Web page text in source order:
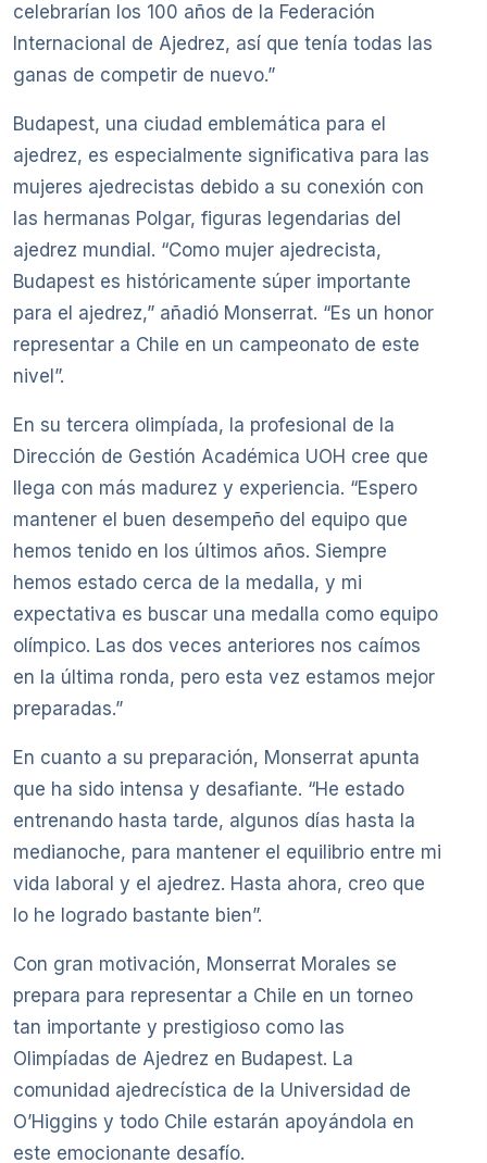
celebrarían los 100 años de la Federación
Internacional de Ajedrez, así que tenía todas las
ganas de competir de nuevo.”
Budapest, una ciudad emblemática para el
ajedrez, es especialmente significativa para las
mujeres ajedrecistas debido a su conexión con
las hermanas Polgar, figuras legendarias del
ajedrez mundial. “Como mujer ajedrecista,
Budapest es históricamente súper importante
para el ajedrez,” añadió Monserrat. “Es un honor
representar a Chile en un campeonato de este
nivel”.
En su tercera olimpíada, la profesional de la
Dirección de Gestión Académica UOH cree que
llega con más madurez y experiencia. “Espero
mantener el buen desempeño del equipo que
hemos tenido en los últimos años. Siempre
hemos estado cerca de la medalla, y mi
expectativa es buscar una medalla como equipo
olímpico. Las dos veces anteriores nos caímos
en la última ronda, pero esta vez estamos mejor
preparadas.”
En cuanto a su preparación, Monserrat apunta
que ha sido intensa y desafiante. “He estado
entrenando hasta tarde, algunos días hasta la
medianoche, para mantener el equilibrio entre mi
vida laboral y el ajedrez. Hasta ahora, creo que
lo he logrado bastante bien”.
Con gran motivación, Monserrat Morales se
prepara para representar a Chile en un torneo
tan importante y prestigioso como las
Olimpíadas de Ajedrez en Budapest. La
comunidad ajedrecística de la Universidad de
O’Higgins y todo Chile estarán apoyándola en
este emocionante desafío.